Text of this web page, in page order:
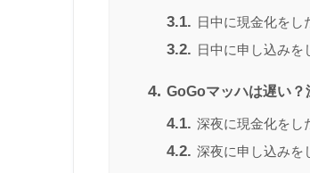
3.1. 日中に現金化をし
3.2. 日中に申し込みを
4. GoGoマッハは遅い
4.1. 深夜に現金化をし
4.2. 深夜に申し込みを